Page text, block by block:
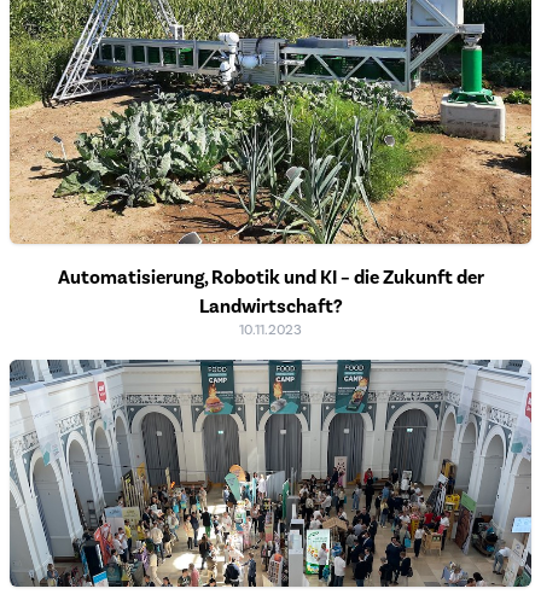
Automatisierung, Robotik und KI – die Zukunft der
Landwirtschaft?
10.11.2023